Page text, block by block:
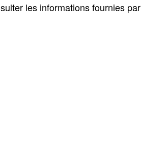
les informations fournies par